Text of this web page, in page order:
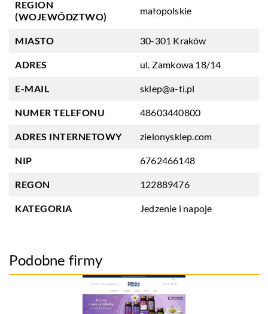
REGION
(WOJEWÓDZTWO)
małopolskie
MIASTO 30-301 Kraków
ADRES ul. Zamkowa 18/14
E-MAIL sklep@a-ti.pl
NUMER TELEFONU 48603440800
ADRES INTERNETOWY zielonysklep.com
NIP 6762466148
REGON 122889476
KATEGORIA Jedzenie i napoje
Podobne firmy